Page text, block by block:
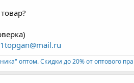
1topgan@mail.ru
оптом. Скидки до 20% от оптового